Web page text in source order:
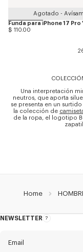
Agotado -
$ 110.00
Una interpretación
neutros, que aporta
se presenta en un
la colección de
de la ropa, el logotipo
Home
NEWSLETTER
Acerca
Email